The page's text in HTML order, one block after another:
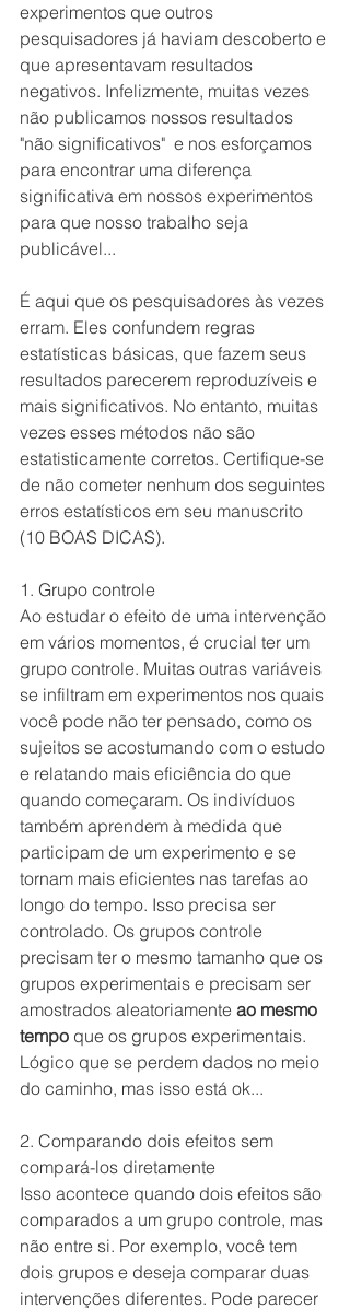
experimentos que outros
pesquisadores já haviam descoberto e
que apresentavam resultados
negativos. Infelizmente, muitas vezes
não publicamos nossos resultados
"não significativos"  e nos esforçamos
para encontrar uma diferença
significativa em nossos experimentos
para que nosso trabalho seja
publicável...
É aqui que os pesquisadores às vezes
erram. Eles confundem regras
estatísticas básicas, que fazem seus
resultados parecerem reproduzíveis e
mais significativos. No entanto, muitas
vezes esses métodos não são
estatisticamente corretos. Certifique-se
de não cometer nenhum dos seguintes
erros estatísticos em seu manuscrito
(10 BOAS DICAS).
1. Grupo controle
Ao estudar o efeito de uma intervenção
em vários momentos, é crucial ter um
grupo controle. Muitas outras variáveis ​​
se infiltram em experimentos nos quais
você pode não ter pensado, como os
sujeitos se acostumando com o estudo
e relatando mais eficiência do que
quando começaram. Os indivíduos
também aprendem à medida que
participam de um experimento e se
tornam mais eficientes nas tarefas ao
longo do tempo. Isso precisa ser
controlado. Os grupos controle
precisam ter o mesmo tamanho que os
grupos experimentais e precisam ser
amostrados aleatoriamente ao mesmo
tempo que os grupos experimentais.
Lógico que se perdem dados no meio
do caminho, mas isso está ok...
2. Comparando dois efeitos sem
compará-los diretamente
Isso acontece quando dois efeitos são
comparados a um grupo controle, mas
não entre si. Por exemplo, você tem
dois grupos e deseja comparar duas
intervenções diferentes. Pode parecer